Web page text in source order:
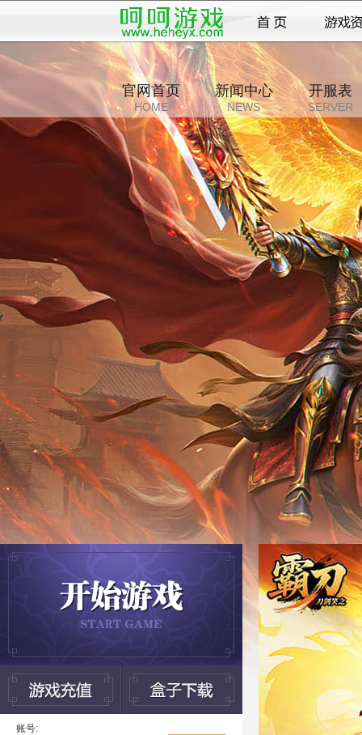
官网首页
HOME
新闻中心
NEWS
开服表
SERVER
账号: